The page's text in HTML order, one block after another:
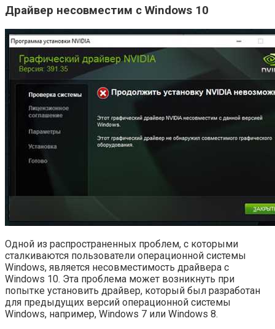
Драйвер несовместим с Windows 10
Одной из распространенных проблем, с которыми
сталкиваются пользователи операционной системы
Windows, является несовместимость драйвера с
Windows 10. Эта проблема может возникнуть при
попытке установить драйвер, который был разработан
для предыдущих версий операционной системы
Windows, например, Windows 7 или Windows 8.